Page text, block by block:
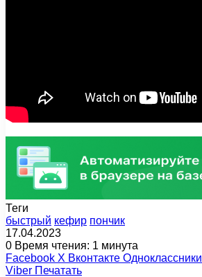
Теги
быстрый кефир пончик
17.04.2023
0 Время чтения: 1 минута
Facebook X Вконтакте Одноклассники
Viber Печатать